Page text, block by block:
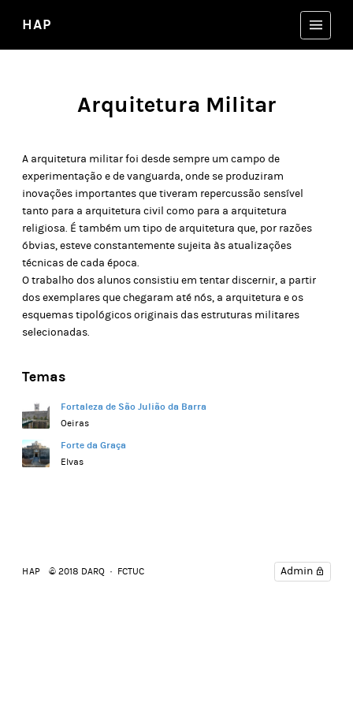
HAP
Arquitetura Militar
A arquitetura militar foi desde sempre um campo de
experimentação e de vanguarda, onde se produziram
inovações importantes que tiveram repercussão sensível
tanto para a arquitetura civil como para a arquitetura
religiosa. É também um tipo de arquitetura que, por razões
óbvias, esteve constantemente sujeita às atualizações
técnicas de cada época.
O trabalho dos alunos consistiu em tentar discernir, a partir
dos exemplares que chegaram até nós, a arquitetura e os
esquemas tipológicos originais das estruturas militares
selecionadas.
Temas
Fortaleza de São Julião da Barra
Oeiras
Forte da Graça
Elvas
HAP © 2018 DARQ · FCTUC Admin